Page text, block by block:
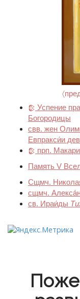
Успение
Богородицы
свв. жен
Евпракси́и
прп.
Память V
Сщмч.
сщмч.
св. Ираи́ды